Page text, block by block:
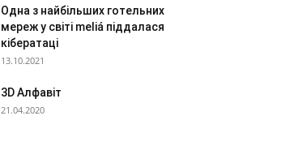
Одна з найбільших готельних
мереж у світі meliá піддалася
кібератаці
13.10.2021
3D Алфавіт
21.04.2020